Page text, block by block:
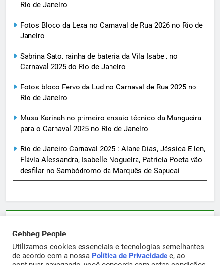
Rio de Janeiro
Fotos Bloco da Lexa no Carnaval de Rua 2026 no Rio de
Janeiro
Sabrina Sato, rainha de bateria da Vila Isabel, no
Carnaval 2025 do Rio de Janeiro
Fotos bloco Fervo da Lud no Carnaval de Rua 2025 no
Rio de Janeiro
Musa Karinah no primeiro ensaio técnico da Mangueira
para o Carnaval 2025 no Rio de Janeiro
Rio de Janeiro Carnaval 2025 : Alane Dias, Jéssica Ellen,
Flávia Alessandra, Isabelle Nogueira, Patrícia Poeta vão
desfilar no Sambódromo da Marquês de Sapucaí
sortimentos@yahoo.com.br
Gebbeg People
Utilizamos cookies essenciais e tecnologias semelhantes
de acordo com a nossa Política de Privacidade e, ao